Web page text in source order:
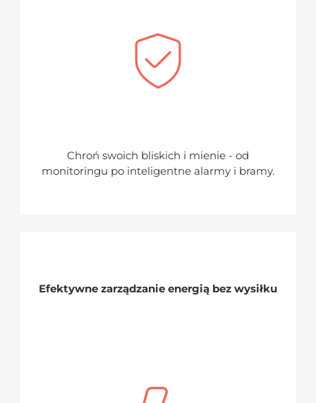
Chroń swoich bliskich i mienie - od
monitoringu po inteligentne alarmy i bramy.
Efektywne zarządzanie energią bez wysiłku